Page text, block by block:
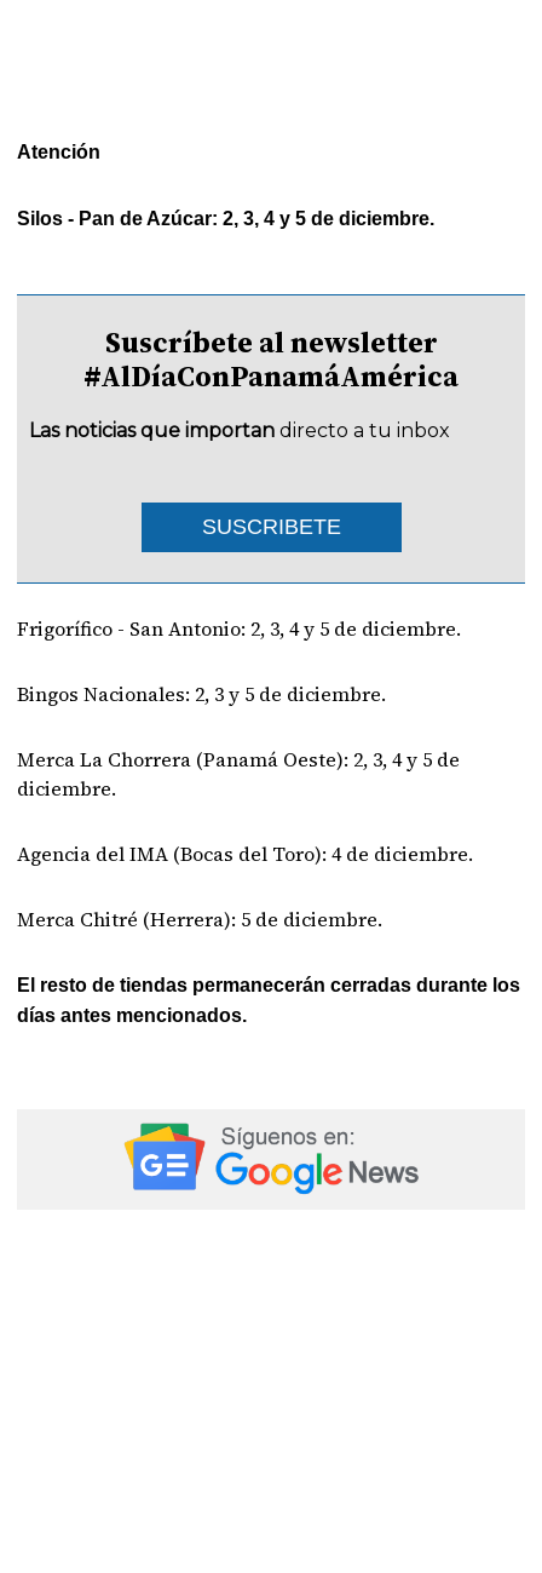
Atención
Silos - Pan de Azúcar: 2, 3, 4 y 5 de diciembre.
Suscríbete al newsletter
#AlDíaConPanamáAmérica
Las noticias que importan directo a tu inbox
SUSCRIBETE
Frigorífico - San Antonio: 2, 3, 4 y 5 de diciembre.
Bingos Nacionales: 2, 3 y 5 de diciembre.
Merca La Chorrera (Panamá Oeste): 2, 3, 4 y 5 de
diciembre.
Agencia del IMA (Bocas del Toro): 4 de diciembre.
Merca Chitré (Herrera): 5 de diciembre.
El resto de tiendas permanecerán cerradas durante los
días antes mencionados.